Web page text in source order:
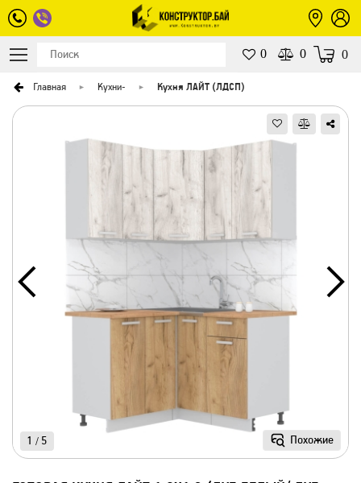
0 0 0
Главная Кухни- Кухня ЛАЙТ (ЛДСП)
Похожие
1 / 5